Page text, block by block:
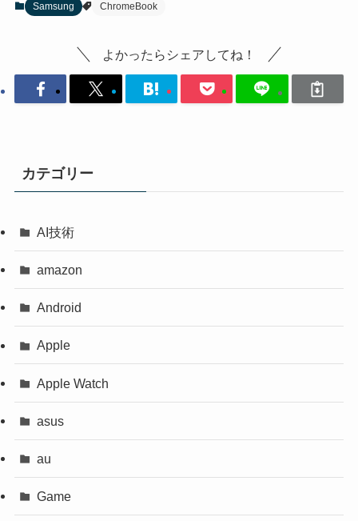
Samsung ChromeBook
よかったらシェアしてね！
カテゴリー
AI技術
amazon
Android
Apple
Apple Watch
asus
au
Game